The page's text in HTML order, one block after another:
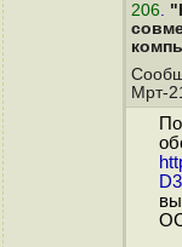
206.
Мрт-